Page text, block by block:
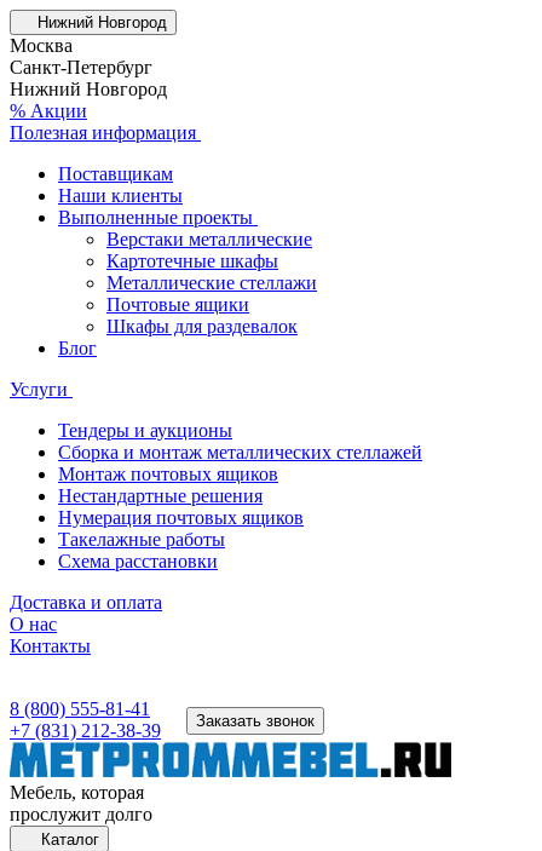
Нижний Новгород
Москва
Санкт-Петербург
Нижний Новгород
% Акции
Полезная информация
Поставщикам
Наши клиенты
Выполненные проекты
Верстаки металлические
Картотечные шкафы
Металлические стеллажи
Почтовые ящики
Шкафы для раздевалок
Блог
Услуги
Тендеры и аукционы
Сборка и монтаж металлических стеллажей
Монтаж почтовых ящиков
Нестандартные решения
Нумерация почтовых ящиков
Такелажные работы
Схема расстановки
Доставка и оплата
О нас
Контакты
8 (800) 555-81-41
+7 (831) 212-38-39
Заказать звонок
Мебель, которая
прослужит долго
Каталог